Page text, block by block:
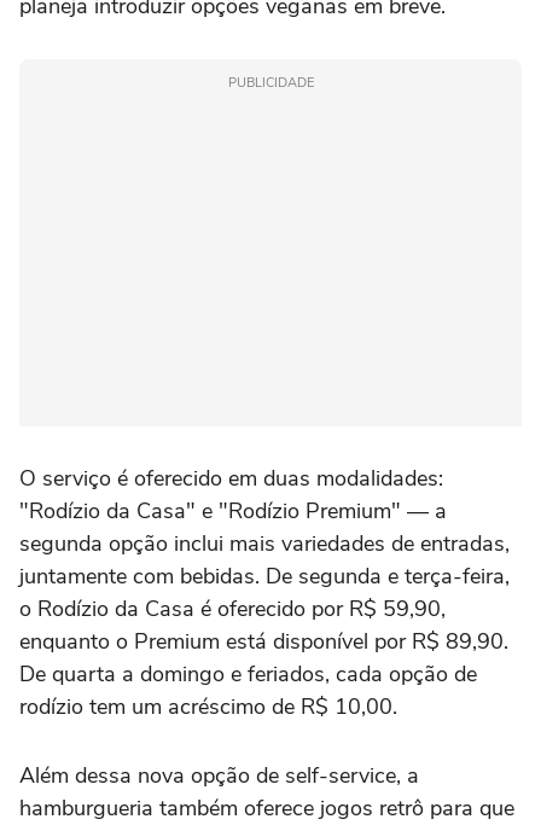
planeja introduzir opções veganas em breve.
PUBLICIDADE
O serviço é oferecido em duas modalidades:
"Rodízio da Casa" e "Rodízio Premium" — a
segunda opção inclui mais variedades de entradas,
juntamente com bebidas. De segunda e terça-feira,
o Rodízio da Casa é oferecido por R$ 59,90,
enquanto o Premium está disponível por R$ 89,90.
De quarta a domingo e feriados, cada opção de
rodízio tem um acréscimo de R$ 10,00.
Além dessa nova opção de self-service, a
hamburgueria também oferece jogos retrô para que